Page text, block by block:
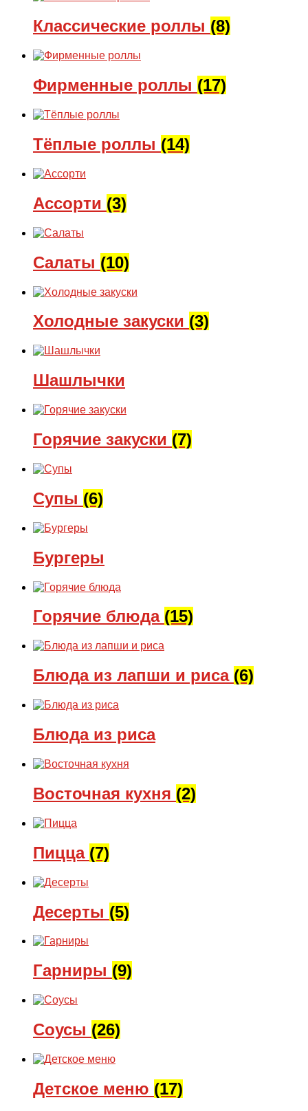
Классические роллы (8)
Фирменные роллы (17)
Тёплые роллы (14)
Ассорти (3)
Салаты (10)
Холодные закуски (3)
Шашлычки
Горячие закуски (7)
Супы (6)
Бургеры
Горячие блюда (15)
Блюда из лапши и риса (6)
Блюда из риса
Восточная кухня (2)
Пицца (7)
Десерты (5)
Гарниры (9)
Соусы (26)
Детское меню (17)